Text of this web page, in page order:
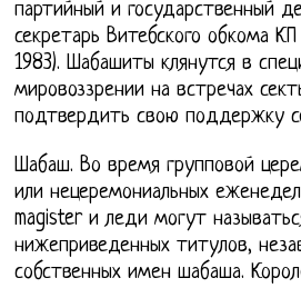
партийный и государственный
секретарь Витебского обкома
1983). Шабашиты клянутся в
мировоззрении на встречах
подтвердить свою поддержку
Шабаш. Во время групповой
или нецеремониальных
magister и леди могут
нижеприведенных титулов,
собственных имен шабаша.